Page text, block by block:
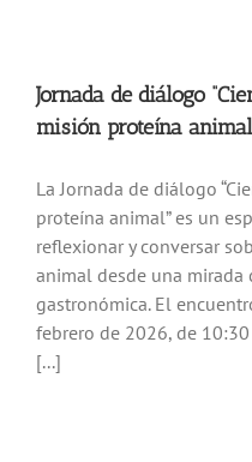
Jornada de diálogo
misión proteína
La Jornada de diálogo
proteína animal” es un
reflexionar y conversar
animal desde una mirada
gastronómica. El
febrero de 2026, de
[...]